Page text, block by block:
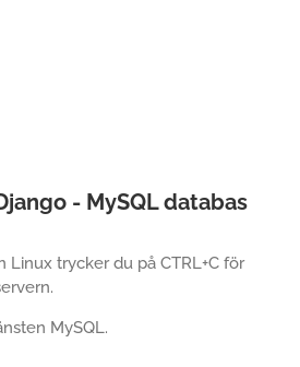
- MySQL databas
Linux trycker du på CTRL+C för
MySQL.